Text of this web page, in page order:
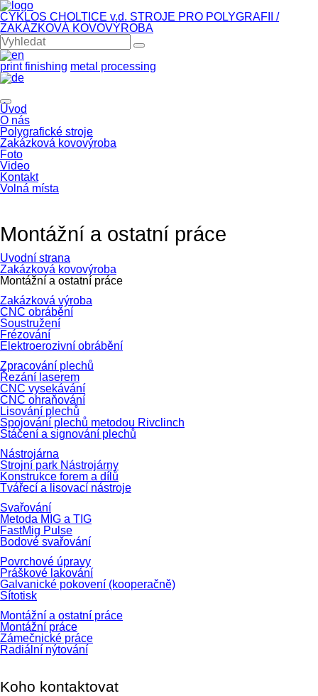
CYKLOS CHOLTICE v.d. STROJE PRO POLYGRAFII /
ZAKÁZKOVÁ KOVOVÝROBA
print finishing metal processing
Úvod
O nás
Polygrafické stroje
Zakázková kovovýroba
Foto
Video
Kontakt
Volná místa
Montážní a ostatní práce
Úvodní strana
Zakázková kovovýroba
Montážní a ostatní práce
Zakázková výroba
CNC obrábění
Soustružení
Frézování
Elektroerozivní obrábění
Zpracování plechů
Řezání laserem
CNC vysekávání
CNC ohraňování
Lisování plechů
Spojování plechů metodou Rivclinch
Stáčení a signování plechů
Nástrojárna
Strojní park Nástrojárny
Konstrukce forem a dílů
Tvářecí a lisovací nástroje
Svařování
Metoda MIG a TIG
FastMig Pulse
Bodové svařování
Povrchové úpravy
Práškové lakování
Galvanické pokovení (kooperačně)
Sítotisk
Montážní a ostatní práce
Montážní práce
Zámečnické práce
Radiální nýtování
Koho kontaktovat